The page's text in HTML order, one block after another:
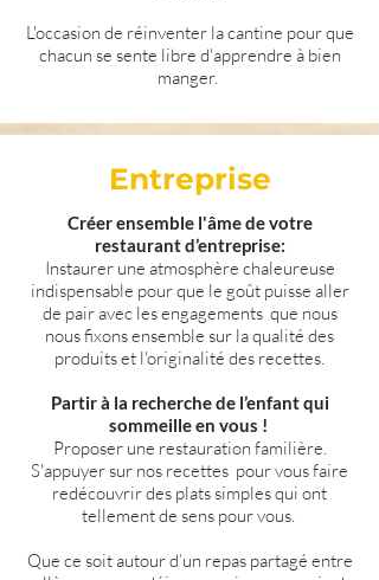
L'occasion de réinventer la cantine pour que
chacun se sente libre d'apprendre à bien
manger.
Entreprise
Créer ensemble l'âme de votre
restaurant d’entreprise:
Instaurer une atmosphère chaleureuse
indispensable pour que le goût puisse aller
de pair avec les engagements que nous
nous fixons ensemble sur la qualité des
produits et l'originalité des recettes.
Partir à la recherche de l’enfant qui
sommeille en vous !
Proposer une restauration familière.
S'appuyer sur nos recettes pour vous faire
redécouvrir des plats simples qui ont
tellement de sens pour vous.
Que ce soit autour d’un repas partagé entre